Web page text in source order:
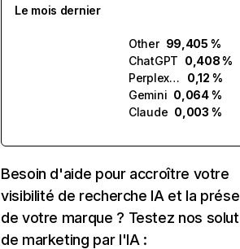
Le mois dernier
Other 99,405 %
ChatGPT 0,408 %
Perplexity
0,12 %
Gemini 0,064 %
Claude 0,003 %
Besoin d'aide pour accroître votre
visibilité de recherche IA et la
de votre marque ? Testez nos
de marketing par l'IA :